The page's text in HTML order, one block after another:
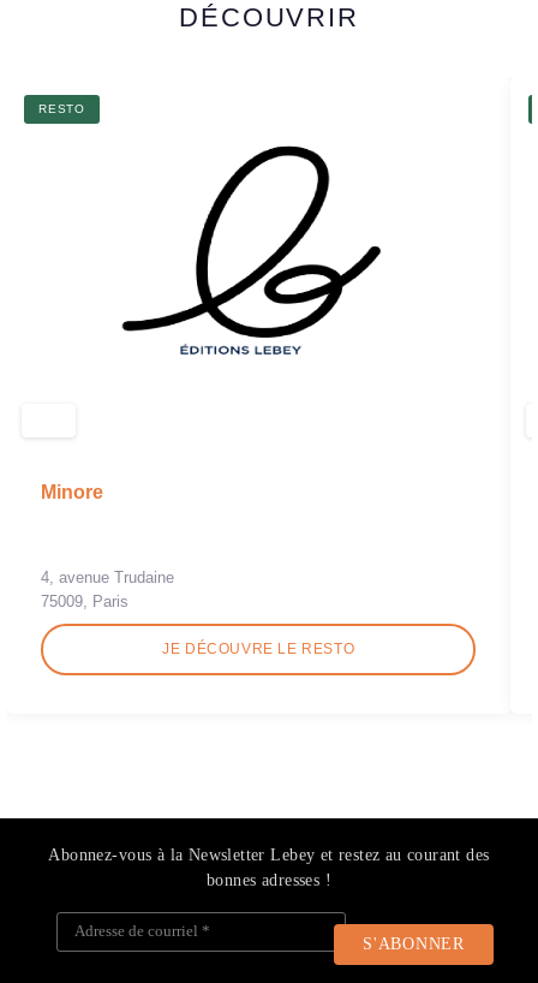
DÉCOUVRIR
RESTO
Minore
4, avenue Trudaine
75009, Paris
JE DÉCOUVRE LE RESTO
Abonnez-vous à la Newsletter Lebey et restez au courant des
bonnes adresses !
Adresse de courriel